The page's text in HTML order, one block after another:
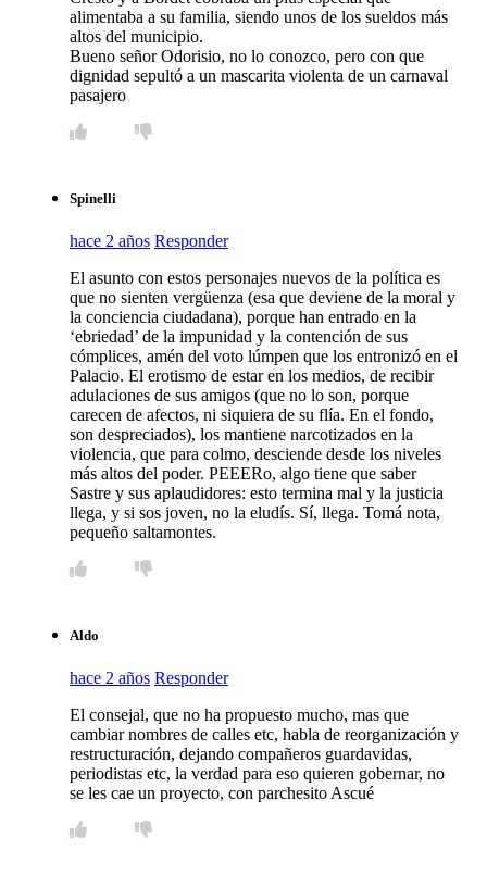
alimentaba a su familia, siendo unos de los sueldos más
altos del municipio.
Bueno señor Odorisio, no lo conozco, pero con que
dignidad sepultó a un mascarita violenta de un carnaval
pasajero
Spinelli
hace 2 años Responder
El asunto con estos personajes nuevos de la política es
que no sienten vergüenza (esa que deviene de la moral y
la conciencia ciudadana), porque han entrado en la
‘ebriedad’ de la impunidad y la contención de sus
cómplices, amén del voto lúmpen que los entronizó en el
Palacio. El erotismo de estar en los medios, de recibir
adulaciones de sus amigos (que no lo son, porque
carecen de afectos, ni siquiera de su flía. En el fondo,
son despreciados), los mantiene narcotizados en la
violencia, que para colmo, desciende desde los niveles
más altos del poder. PEEERo, algo tiene que saber
Sastre y sus aplaudidores: esto termina mal y la justicia
llega, y si sos joven, no la eludís. Sí, llega. Tomá nota,
pequeño saltamontes.
Aldo
hace 2 años Responder
El consejal, que no ha propuesto mucho, mas que
cambiar nombres de calles etc, habla de reorganización y
restructuración, dejando compañeros guardavidas,
periodistas etc, la verdad para eso quieren gobernar, no
se les cae un proyecto, con parchesito Ascué